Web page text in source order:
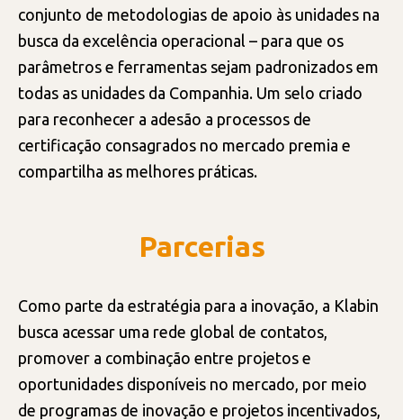
conjunto de metodologias de apoio às unidades na
busca da excelência operacional – para que os
parâmetros e ferramentas sejam padronizados em
todas as unidades da Companhia. Um selo criado
para reconhecer a adesão a processos de
certificação consagrados no mercado premia e
compartilha as melhores práticas.
Parcerias
Como parte da estratégia para a inovação, a Klabin
busca acessar uma rede global de contatos,
promover a combinação entre projetos e
oportunidades disponíveis no mercado, por meio
de programas de inovação e projetos incentivados,